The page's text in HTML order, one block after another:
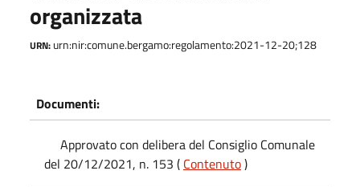
organizzata
URN: urn:nir:comune.bergamo:regolamento:2021-12-20;128
Documenti:
Approvato con delibera del Consiglio Comunale
del 20/12/2021, n. 153 ( Contenuto)